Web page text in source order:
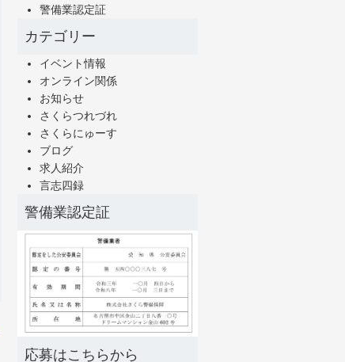
警備業認定証
カテゴリー
イベント情報
オンライン関係
お知らせ
さくらつれづれ
さくらにゅーす
ブログ
求人紹介
言志四録
警備業認定証
応募はこちらから